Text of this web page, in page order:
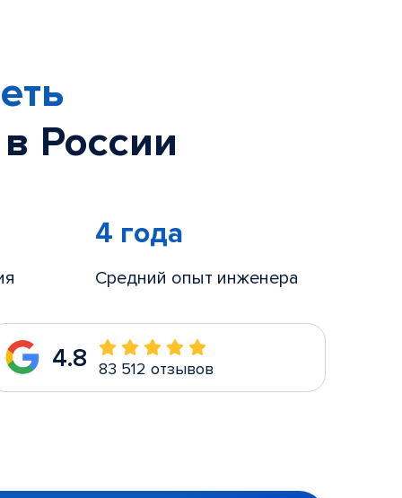
России
4 года
Средний опыт инженера
4.8 83 512 отзывов